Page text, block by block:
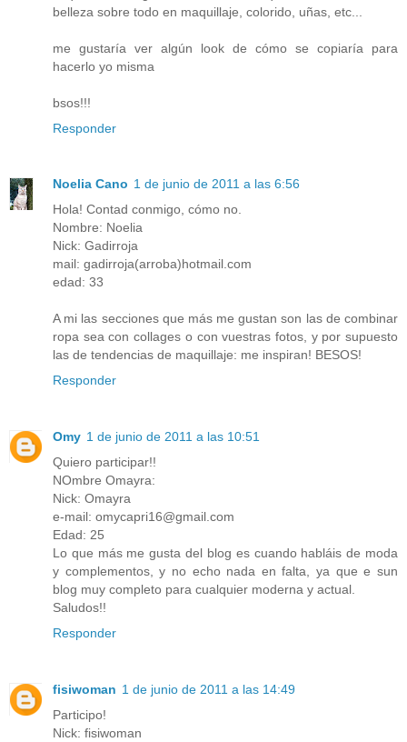
belleza sobre todo en maquillaje, colorido, uñas, etc...
me gustaría ver algún look de cómo se copiaría para
hacerlo yo misma
bsos!!!
Responder
Noelia Cano 1 de junio de 2011 a las 6:56
Hola! Contad conmigo, cómo no.
Nombre: Noelia
Nick: Gadirroja
mail: gadirroja(arroba)hotmail.com
edad: 33
A mi las secciones que más me gustan son las de combinar
ropa sea con collages o con vuestras fotos, y por supuesto
las de tendencias de maquillaje: me inspiran! BESOS!
Responder
Omy 1 de junio de 2011 a las 10:51
Quiero participar!!
NOmbre Omayra:
Nick: Omayra
e-mail: omycapri16@gmail.com
Edad: 25
Lo que más me gusta del blog es cuando habláis de moda
y complementos, y no echo nada en falta, ya que e sun
blog muy completo para cualquier moderna y actual.
Saludos!!
Responder
fisiwoman 1 de junio de 2011 a las 14:49
Participo!
Nick: fisiwoman